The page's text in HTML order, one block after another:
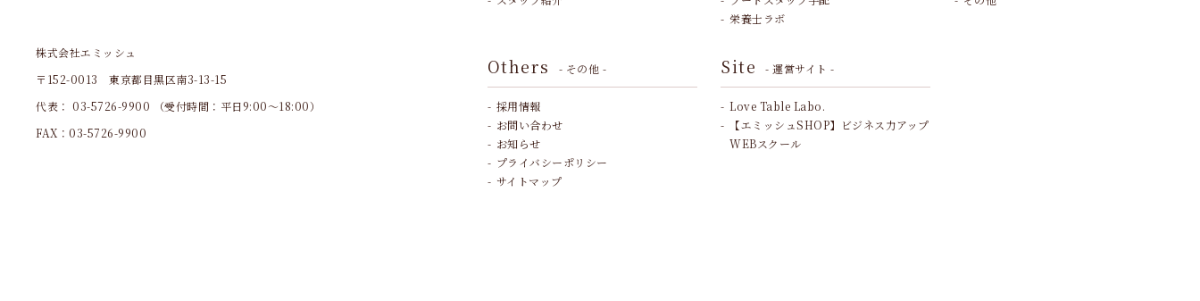
株式会社エミッシュ
〒152-0013 東京都目黒区南3-13-15
代表： 03-5726-9900 （受付時間：平日9:00～18:00）
FAX：03-5726-9900
栄養士ラボ
Others - その他 -
採用情報
お問い合わせ
お知らせ
プライバシーポリシー
サイトマップ
Site - 運営サイト -
Love Table Labo.
【エミッシュSHOP】ビジネス力アップ
WEBスクール